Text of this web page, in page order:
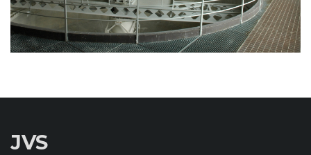
JVS